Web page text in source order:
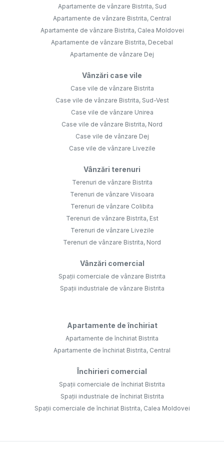
Apartamente de vânzare Bistrita, Sud
Apartamente de vânzare Bistrita, Central
Apartamente de vânzare Bistrita, Calea Moldovei
Apartamente de vânzare Bistrita, Decebal
Apartamente de vânzare Dej
Vânzări case vile
Case vile de vânzare Bistrita
Case vile de vânzare Bistrita, Sud-Vest
Case vile de vânzare Unirea
Case vile de vânzare Bistrita, Nord
Case vile de vânzare Dej
Case vile de vânzare Livezile
Vânzări terenuri
Terenuri de vânzare Bistrita
Terenuri de vânzare Viisoara
Terenuri de vânzare Colibita
Terenuri de vânzare Bistrita, Est
Terenuri de vânzare Livezile
Terenuri de vânzare Bistrita, Nord
Vânzări comercial
Spații comerciale de vânzare Bistrita
Spații industriale de vânzare Bistrita
Apartamente de închiriat
Apartamente de închiriat Bistrita
Apartamente de închiriat Bistrita, Central
Închirieri comercial
Spații comerciale de închiriat Bistrita
Spații industriale de închiriat Bistrita
Spații comerciale de închiriat Bistrita, Calea Moldovei